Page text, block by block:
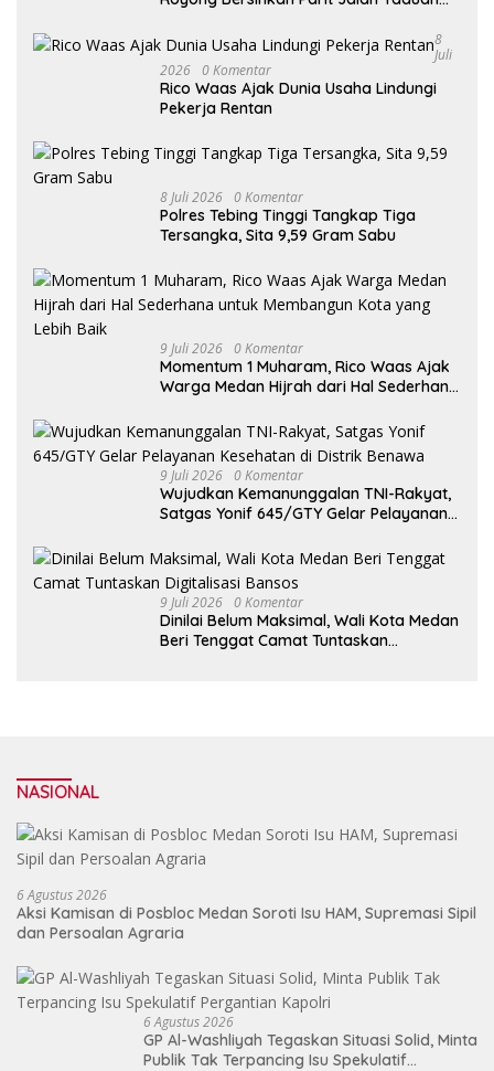
8
Juli
2026 0 Komentar
Rico Waas Ajak Dunia Usaha Lindungi
Pekerja Rentan
8 Juli 2026 0 Komentar
Polres Tebing Tinggi Tangkap Tiga
Tersangka, Sita 9,59 Gram Sabu
9 Juli 2026 0 Komentar
Momentum 1 Muharam, Rico Waas Ajak
Warga Medan Hijrah dari Hal Sederhana
9 Juli 2026 0 Komentar
Wujudkan Kemanunggalan TNI-Rakyat,
Satgas Yonif 645/GTY Gelar Pelayanan
9 Juli 2026 0 Komentar
Dinilai Belum Maksimal, Wali Kota Medan
Beri Tenggat Camat Tuntaskan
NASIONAL
6 Agustus 2026
Aksi Kamisan di Posbloc Medan Soroti Isu HAM, Supremasi Sipil
dan Persoalan Agraria
6 Agustus 2026
GP Al-Washliyah Tegaskan Situasi Solid, Minta
Publik Tak Terpancing Isu Spekulatif